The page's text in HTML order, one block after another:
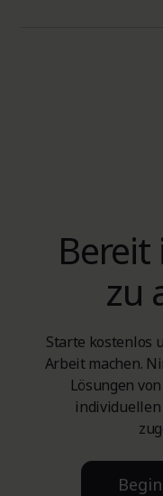
zu
Starte kostenlos
Arbeit machen.
Lösungen